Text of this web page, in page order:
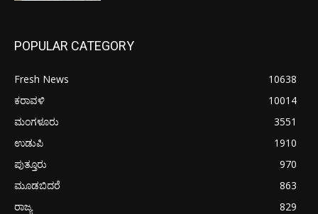
POPULAR CATEGORY
Fresh News
10638
ಕರಾವಳಿ
10014
ಮಂಗಳೂರು
3551
ಉಡುಪಿ
1910
ಪುತ್ತೂರು
970
ಮೂಡಬಿದರೆ
863
ರಾಜ್ಯ
829